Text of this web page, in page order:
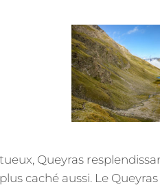
Queyras
caché aussi. Le